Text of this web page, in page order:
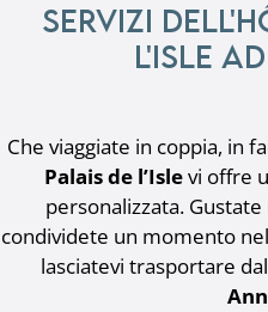
Servizi
l'Isle
Che viaggiate in coppia, in
Palais de l’Islevi offre
personalizzata.
condividete un momento
lasciatevi trasportare